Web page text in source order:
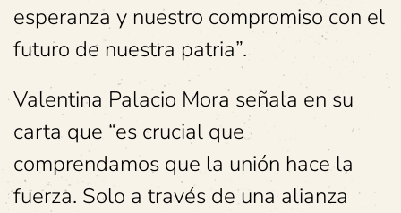
esperanza y nuestro compromiso con el
futuro de nuestra patria”.
Valentina Palacio Mora señala en su
carta que “es crucial que
comprendamos que la unión hace la
fuerza. Solo a través de una alianza